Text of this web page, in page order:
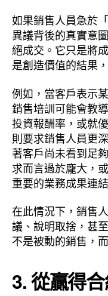
如果銷售人員急於
異議背後的真實意
絕成交。它只是將
是創造價值的結果
例如，當客戶表示
銷售培訓可能會教
投資報酬率，或就
則要求銷售人員更
著客戶尚未看到足
求而言過於龐大，
重要的業務成果連
在此情況下，銷售
議、說明取捨，甚
不是被動的銷售，
3. 從贏得